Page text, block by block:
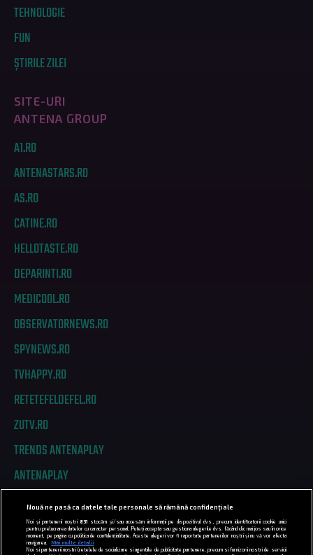
TEHNOLOGIE
FUN
ȘTIRILE ZILEI
SITE-URI
ANTENA GROUP
A1.RO
ANTENASTARS.RO
AS.RO
CATINE.RO
HELLOTASTE.RO
DEPARINTI.RO
MEDICOOL.RO
OBSERVATORNEWS.RO
SPYNEWS.RO
TVHAPPY.RO
RETETEFELDEFEL.RO
ZUTV.RO
TRENDS ANTENAPLAY
ANTENAPLAY
PRIVACY
COD DEONTOLOGIC
Nouă ne pasă ca datele tale personale să rămână confidențiale
Noi și partenerii noștri 831
stocăm și/sau accesăm informații pe dispozitivul dvs., precum identificatorii cookie unici
pentru prelucrarea datelor cu caracter personal. Puteți accepta sau gestiona alegerile dvs. făcând clic mai jos sau în orice
moment, pe pagina cu politica de confidențialitate. Aceste alegeri vor fi raportate partenerilor noștri și nu vă vor afecta
navigarea.
Mai multe detalii
Noi si partenerii nostri (retelele de socializare si agentiile de publicitate partenere, precum si furnizorii nostri de servicii